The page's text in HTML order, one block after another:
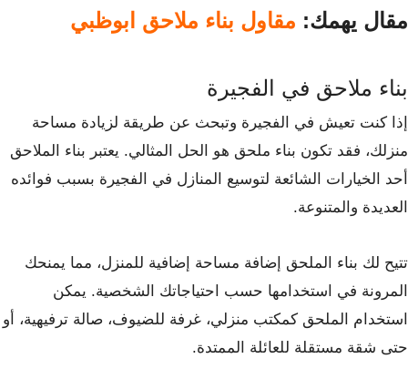
مقال يهمك: مقاول بناء ملاحق ابوظبي
بناء ملاحق في الفجيرة
إذا كنت تعيش في الفجيرة وتبحث عن طريقة لزيادة مساحة
منزلك، فقد تكون بناء ملحق هو الحل المثالي. يعتبر بناء الملاحق
أحد الخيارات الشائعة لتوسيع المنازل في الفجيرة بسبب فوائده
العديدة والمتنوعة.
تتيح لك بناء الملحق إضافة مساحة إضافية للمنزل، مما يمنحك
المرونة في استخدامها حسب احتياجاتك الشخصية. يمكن
استخدام الملحق كمكتب منزلي، غرفة للضيوف، صالة ترفيهية، أو
حتى شقة مستقلة للعائلة الممتدة.